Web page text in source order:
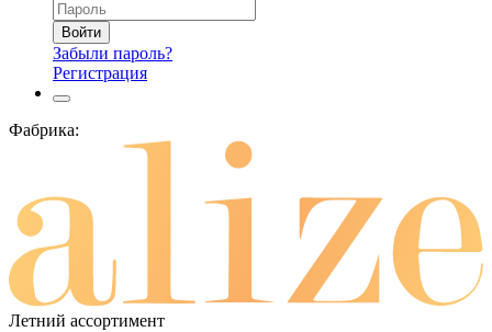
Войти
Забыли пароль?
Регистрация
Фабрика:
Летний ассортимент